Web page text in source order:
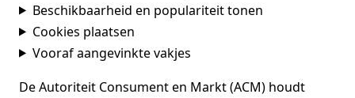
Beschikbaarheid en populariteit tonen
Cookies plaatsen
Vooraf aangevinkte vakjes
De Autoriteit Consument en Markt (ACM) houdt